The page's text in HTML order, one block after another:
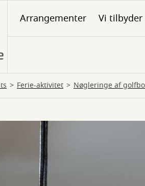
Arrangementer Vi tilbyder
Ferie-aktivitet Nøgleringe af